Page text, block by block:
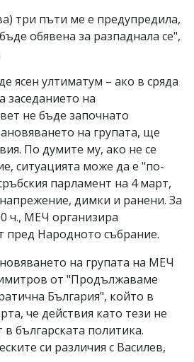
три пъти ме е предупредила,
обявена за разпаднала се",
ясен ултиматум – ако в сряда
заседанието на
не бъде започнато
на групата, ще
По думите му, ако не се
ситуацията може да е "по-
парламент на 4 март,
напрежение, димки и ранени. За
ч., МЕЧ организира
пред Народното събрание.
на групата на МЕЧ
от "Продължаваме
България", който в
че действия като тези не
в българската политика.
си различия с Василев,